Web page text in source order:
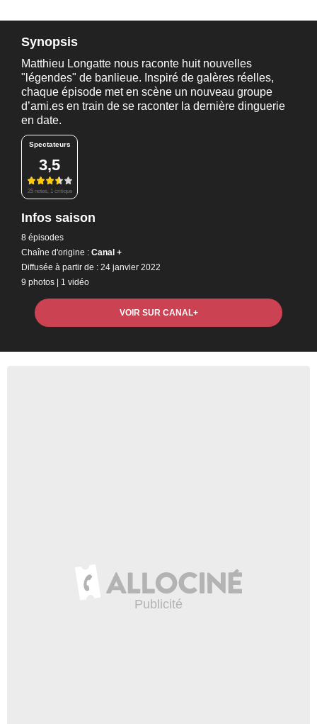
Synopsis
Matthieu Longatte nous raconte huit nouvelles
"légendes" de banlieue. Inspiré de galères réelles,
chaque épisode met en scène un nouveau groupe
d’ami.es en train de se raconter la dernière dinguerie
en date.
Spectateurs
3,5
25 notes, 1 critique
Infos saison
8 épisodes
Chaîne d'origine : Canal +
Diffusée à partir de : 24 janvier 2022
9 photos | 1 vidéo
VOIR SUR CANAL+